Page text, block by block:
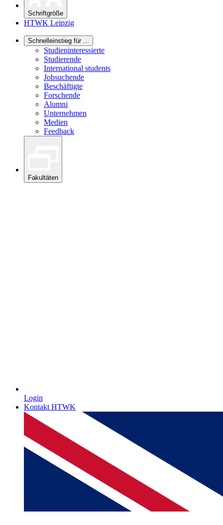
Schriftgröße
HTWK Leipzig
Schnelleinstieg für ...
Studieninteressierte
Studierende
International students
Jobsuchende
Beschäftigte
Forschende
Alumni
Unternehmen
Medien
Feedback
Fakultäten
Login
Kontakt HTWK